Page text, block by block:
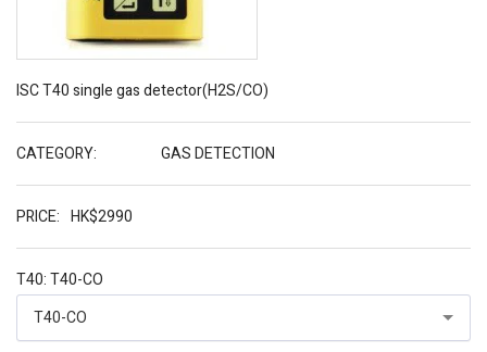
ISC T40 single gas detector(H2S/CO)
CATEGORY: GAS DETECTION
PRICE: HK$2990
T40:T40-CO
T40-CO